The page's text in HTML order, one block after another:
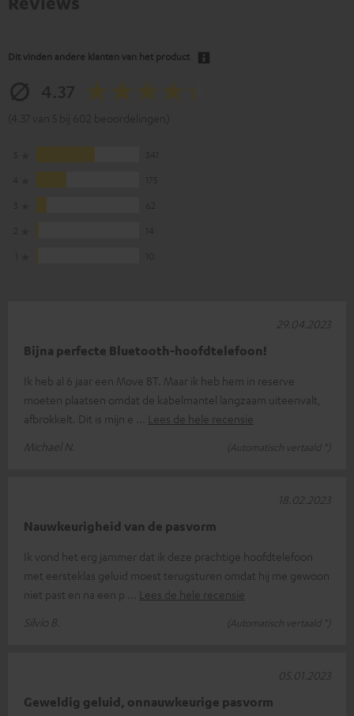
Dit vinden andere klanten van het product
Bijna perfecte Bluetooth-hoofdtelefoon!
Ik heb al 6 jaar een Move BT. Maar ik heb hem in reserve
moeten plaatsen omdat de kabelmantel langzaam uiteenvalt,
afbrokkelt. Dit is mijn e
Lees de hele recensie
Michael N.
(Automatisch vertaald *)
29.04.2023
Nauwkeurigheid van de pasvorm
Ik vond het erg jammer dat ik deze prachtige hoofdtelefoon
met eersteklas geluid moest terugsturen omdat hij me gewoon
niet past en na een p
Lees de hele recensie
Silvio B.
(Automatisch vertaald *)
18.02.2023
Geweldig geluid, onnauwkeurige pasvorm
05.01.2023